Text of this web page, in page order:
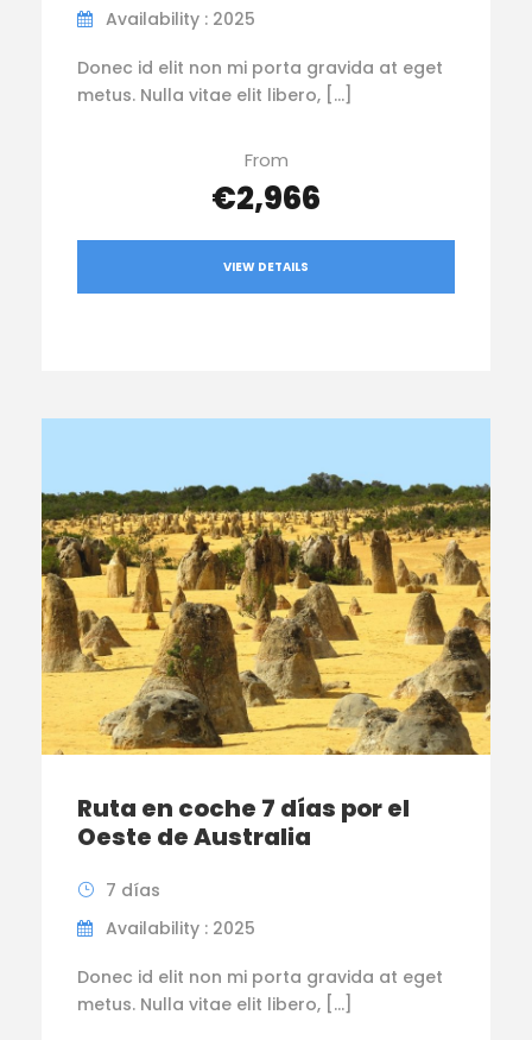
Availability : 2025
Donec id elit non mi porta gravida at eget
metus. Nulla vitae elit libero, […]
From
€2,966
VIEW DETAILS
Ruta en coche 7 días por el
Oeste de Australia
7 días
Availability : 2025
Donec id elit non mi porta gravida at eget
metus. Nulla vitae elit libero, […]